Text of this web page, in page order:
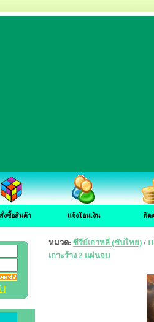
งซื้อสินค้า แจ้งโอนเงิน ติด
]
หมวด: ซีรีย์เกาหลี (ซับไทย) /
เกาะร้าง 2 แผ่นจบ